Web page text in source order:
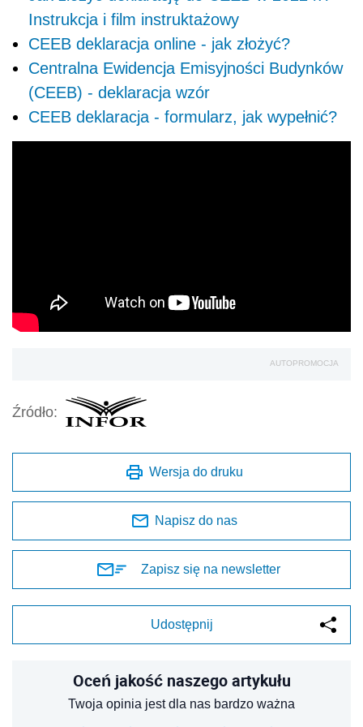
Instrukcja i film instruktażowy
CEEB deklaracja online - jak złożyć?
Centralna Ewidencja Emisyjności Budynków
(CEEB) - deklaracja wzór
CEEB deklaracja - formularz, jak wypełnić?
AUTOPROMOCJA
Źródło:
Wersja do druku
Napisz do nas
Zapisz się na newsletter
Udostępnij
Oceń jakość naszego artykułu
Twoja opinia jest dla nas bardzo ważna